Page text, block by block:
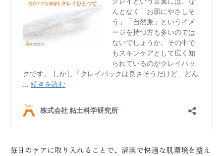
毎日のケアに取り入れることで、清潔で快適な肌環境を整え